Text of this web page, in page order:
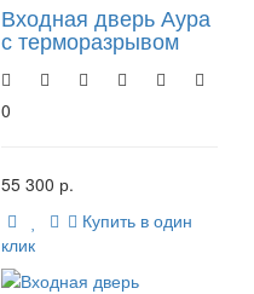
Входная дверь Аура
с терморазрывом
0
55 300 р.
Купить в один
клик